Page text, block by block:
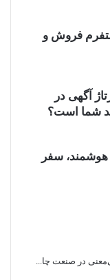
فروش و
آگهی در
شما است؟
هوشمند، سفر
در صنعت چا...